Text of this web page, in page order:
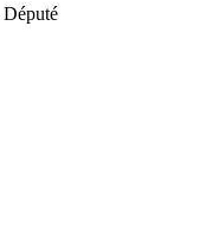
Député